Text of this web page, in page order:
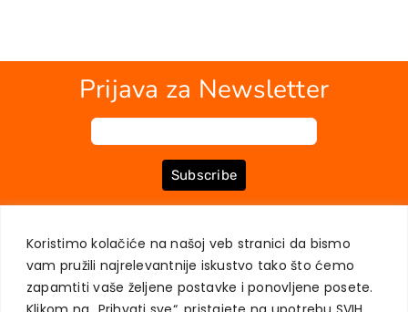
Koristimo kolačiće na našoj veb stranici da bismo
vam pružili najrelevantnije iskustvo tako što ćemo
zapamtiti vaše željene postavke i ponovljene posete.
Prijava za Newsletter
Subscribe
O NAMA KNJIGE MOJ NALOG KONTAKT
USLOVI KUPOVINE
ZAŠTITA PRIVATNOSTI KORISNIKA